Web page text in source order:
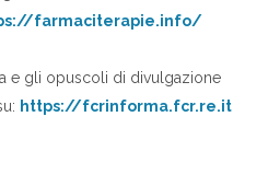
una riduzione del rischio assoluto
clinicamente molto importante: in
(4,9%) con acido tranexamico. Il
di eventi occlusivi vascolari,
pari a 0,3% e 1,4% nel